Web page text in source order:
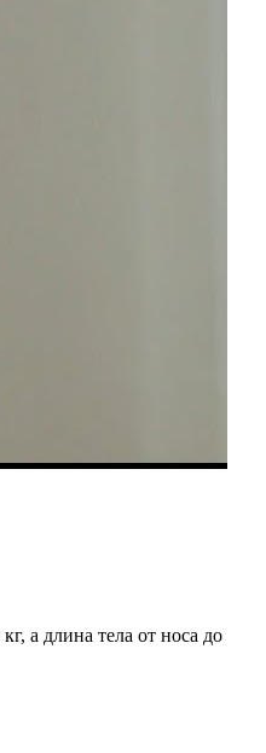
а длина тела от носа до